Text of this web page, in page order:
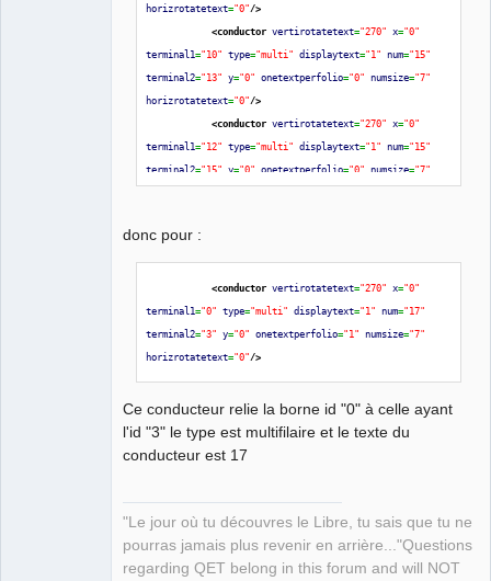
horizrotatetext="0"/>
<conductor vertirotatetext="270" x="0"
terminal1="10" type="multi" displaytext="1" num="15"
terminal2="13" y="0" onetextperfolio="0" numsize="7"
horizrotatetext="0"/>
<conductor vertirotatetext="270" x="0"
terminal1="12" type="multi" displaytext="1" num="15"
terminal2="15" y="0" onetextperfolio="0" numsize="7"
donc pour :
<conductor vertirotatetext="270" x="0"
terminal1="0" type="multi" displaytext="1" num="17"
terminal2="3" y="0" onetextperfolio="1" numsize="7"
horizrotatetext="0"/>
Ce conducteur relie la borne id "0" à celle ayant
l'id "3" le type est multifilaire et le texte du
conducteur est 17
"Le jour où tu découvres le Libre, tu sais que tu ne
pourras jamais plus revenir en arrière..."Questions
regarding QET belong in this forum and will NOT